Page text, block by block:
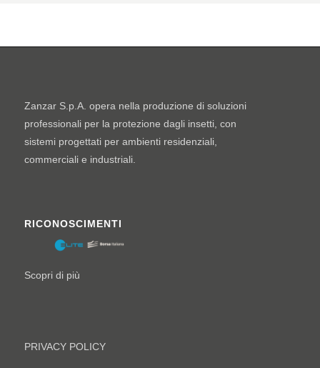
Zanzar S.p.A. opera nella produzione di soluzioni
professionali per la protezione dagli insetti, con
sistemi progettati per ambienti residenziali,
commerciali e industriali.
RICONOSCIMENTI
Scopri di più
PRIVACY POLICY